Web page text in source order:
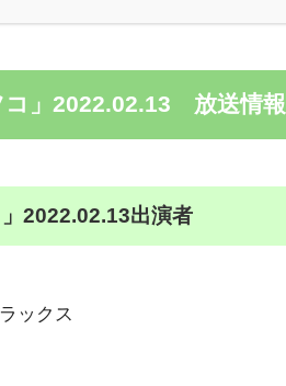
コ」2022.02.13 放送情報
」2022.02.13出演者
ックス